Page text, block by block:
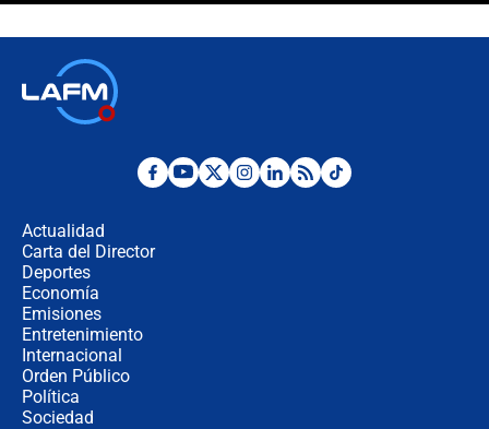
celular? Requisitos, pasos y
Posesión de Abelardo De La Espriella
Actualidad
Carta del Director
Deportes
Economía
Emisiones
Entretenimiento
Internacional
Orden Público
Política
Sociedad